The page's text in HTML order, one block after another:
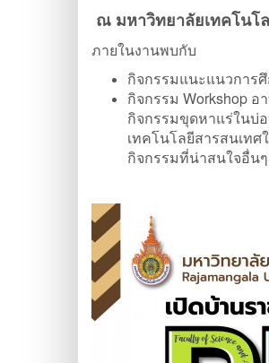
ณ มหาวิทยาลัยเทคโนโ
ภายในงานพบกับ
กิจกรรมแนะแนวการ
กิจกรรม Workshop อ
กิจกรรมขุดหาแร่ในบ่
เทคโนโลยีสารสนเท
กิจกรรมที่น่าสนใจอื่น